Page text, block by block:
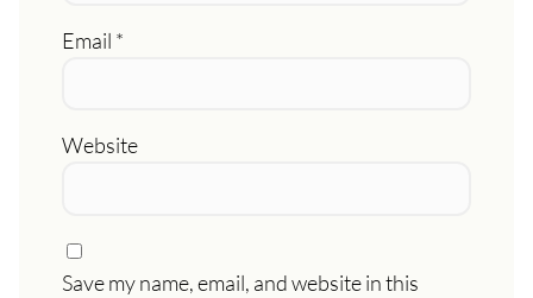
Email *
Website
Save my name, email, and website in this